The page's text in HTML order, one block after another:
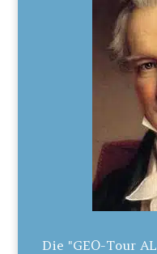
Die "GEO-Tour